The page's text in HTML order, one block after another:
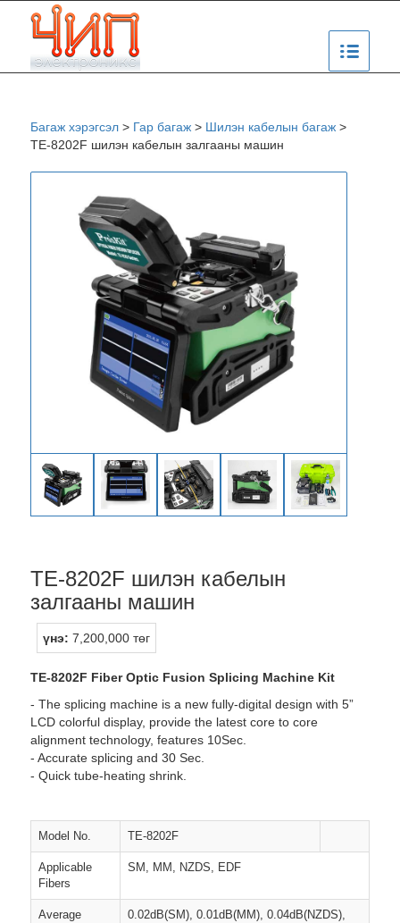
Багаж хэрэгсэл> Гар багаж> Шилэн кабелын багаж>
TE-8202F шилэн кабелын залгааны машин
TE-8202F шилэн кабелын
залгааны машин
үнэ: 7,200,000 төг
TE-8202F Fiber Optic Fusion Splicing Machine Kit
- The splicing machine is a new fully-digital design with 5”
LCD colorful display, provide the latest core to core
alignment technology, features 10Sec.
- Accurate splicing and 30 Sec.
- Quick tube-heating shrink.
Model No. TE-8202F
Applicable
Fibers
SM, MM, NZDS, EDF
Average
0.02dB(SM), 0.01dB(MM), 0.04dB(NZDS),